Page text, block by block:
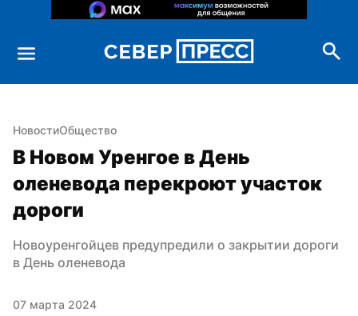
НовостиОбщество
В Новом Уренгое в День
оленевода перекроют участок
дороги
Новоуренгойцев предупредили о закрытии дороги
в День оленевода
07 марта 2024